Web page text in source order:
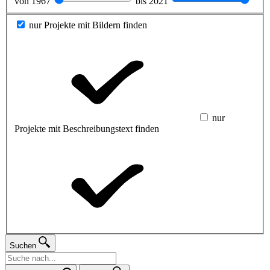
nur Projekte mit Bildern finden
nur
Projekte mit Beschreibungstext finden
Suchen